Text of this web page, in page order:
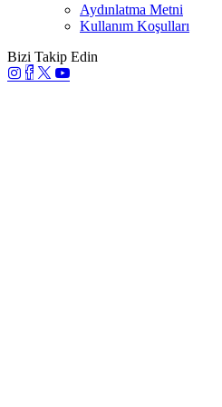
Aydınlatma Metni
Kullanım Koşulları
Bizi Takip Edin